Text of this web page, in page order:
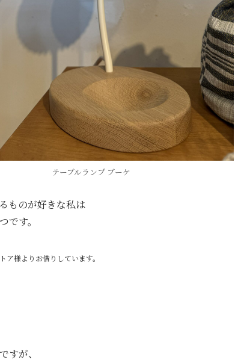
テーブルランプ ブーケ
ものが好きな私は
です。
様よりお借りしています。
すが、